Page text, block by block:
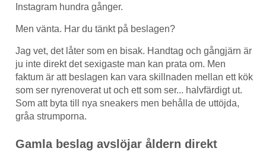
Instagram hundra gånger.
Men vänta. Har du tänkt på beslagen?
Jag vet, det låter som en bisak. Handtag och gångjärn är
ju inte direkt det sexigaste man kan prata om. Men
faktum är att beslagen kan vara skillnaden mellan ett kök
som ser nyrenoverat ut och ett som ser... halvfärdigt ut.
Som att byta till nya sneakers men behålla de uttöjda,
gråa strumporna.
Gamla beslag avslöjar åldern direkt